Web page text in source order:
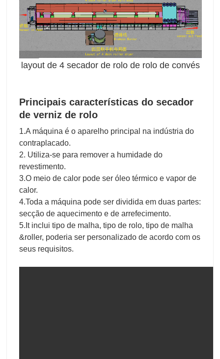
layout de 4 secador de rolo de rolo de convés
Principais características do secador
de verniz de rolo
1.A máquina é o aparelho principal na indústria do
contraplacado.
2. Utiliza-se para remover a humidade do
revestimento.
3.O meio de calor pode ser óleo térmico e vapor de
calor.
4.Toda a máquina pode ser dividida em duas partes:
secção de aquecimento e de arrefecimento.
5.It inclui tipo de malha, tipo de rolo, tipo de malha
&roller, poderia ser personalizado de acordo com os
seus requisitos.